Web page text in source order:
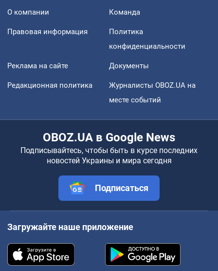
О компании Команда
Правовая информация
Политика
конфиденциальности
Реклама на сайте Документы
Редакционная политика
Журналисты OBOZ.UA на
месте событий
OBOZ.UA в Google News
Подписывайтесь, чтобы быть в курсе последних
новостей Украины и мира сегодня
Подписаться
Загружайте наше приложение